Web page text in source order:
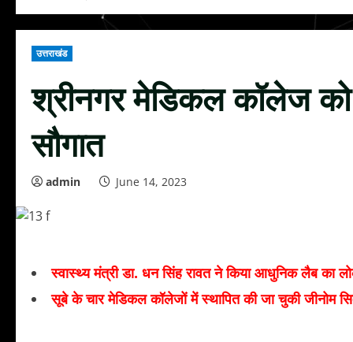
उत्तराखंड
श्रीनगर मेडिकल कॉलेज
सौगात
admin June 14, 2023
स्वास्थ्य मंत्री डा. धन सिंह रावत ने किया आधुनिक लैब का
सूबे के चार मेडिकल कॉलेजों में स्थापित की जा चुकी जीनोम